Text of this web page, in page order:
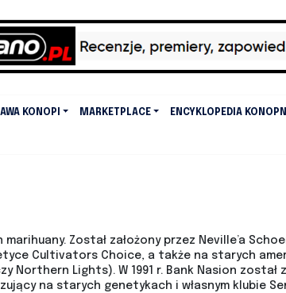
KONOPI MARKETPLACE ENCYKLOPEDIA
Został założony przez Neville’a
Cultivators Choice, a także na starych
Northern Lights). W 1991 r. Bank Nasion został
na starych genetykach i własnym klubie